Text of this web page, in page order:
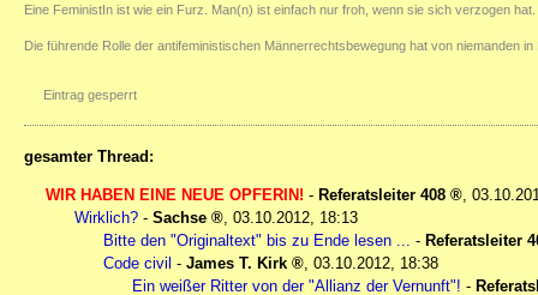
Eine FeministIn ist wie ein Furz. Man(n) ist einfach nur froh, wenn sie sich verzogen hat.
Die führende Rolle der antifeministischen Männerrechtsbewegung hat von niemanden
Eintrag gesperrt
gesamter Thread:
WIR HABEN EINE NEUE OPFERIN! - Referatsleiter 408
Wirklich? - Sachse
03.10.2012, 18:13
Bitte den "Originaltext" bis zu Ende lesen ...
- Referatsleiter
Code civil - James T. Kirk
03.10.2012, 18:38
Ein weißer Ritter von der "Allianz der Vernunft"! -